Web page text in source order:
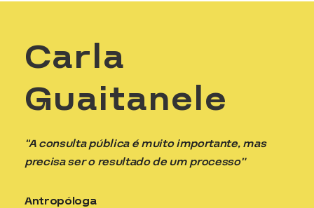
Carla
Guaitanele
“A consulta pública é muito importante, mas
precisa ser o resultado de um processo”
Antropóloga